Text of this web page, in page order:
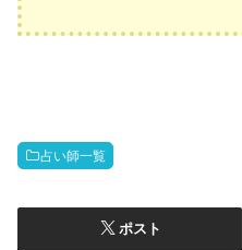
占い師一覧
ポスト